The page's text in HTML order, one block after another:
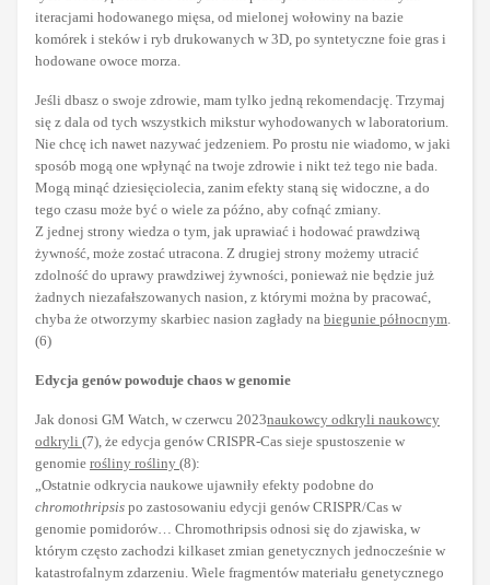
iteracjami hodowanego mięsa, od mielonej wołowiny na bazie
komórek i steków i ryb drukowanych w 3D, po syntetyczne foie gras i
hodowane owoce morza.
Jeśli dbasz o swoje zdrowie, mam tylko jedną rekomendację. Trzymaj
się z dala od tych wszystkich mikstur wyhodowanych w laboratorium.
Nie chcę ich nawet nazywać jedzeniem. Po prostu nie wiadomo, w jaki
sposób mogą one wpłynąć na twoje zdrowie i nikt też tego nie bada.
Mogą minąć dziesięciolecia, zanim efekty staną się widoczne, a do
tego czasu może być o wiele za późno, aby cofnąć zmiany.
Z jednej strony wiedza o tym, jak uprawiać i hodować prawdziwą
żywność, może zostać utracona. Z drugiej strony możemy utracić
zdolność do uprawy prawdziwej żywności, ponieważ nie będzie już
żadnych niezafałszowanych nasion, z którymi można by pracować,
chyba że otworzymy skarbiec nasion zagłady na biegunie północnym.
(6)
Edycja genów powoduje chaos w genomie
Jak donosi GM Watch, w czerwcu 2023naukowcy odkryli naukowcy
odkryli (7), że edycja genów CRISPR-Cas sieje spustoszenie w
genomie rośliny rośliny (8):
„Ostatnie odkrycia naukowe ujawniły efekty podobne do
chromothripsis po zastosowaniu edycji genów CRISPR/Cas w
genomie pomidorów… Chromothripsis odnosi się do zjawiska, w
którym często zachodzi kilkaset zmian genetycznych jednocześnie w
katastrofalnym zdarzeniu. Wiele fragmentów materiału genetycznego